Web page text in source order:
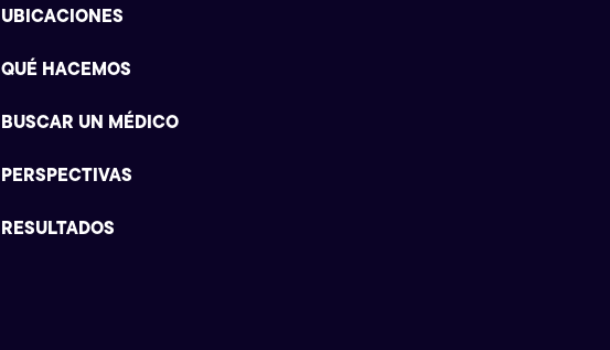
UBICACIONES
QUÉ HACEMOS
BUSCAR UN MÉDICO
PERSPECTIVAS
RESULTADOS